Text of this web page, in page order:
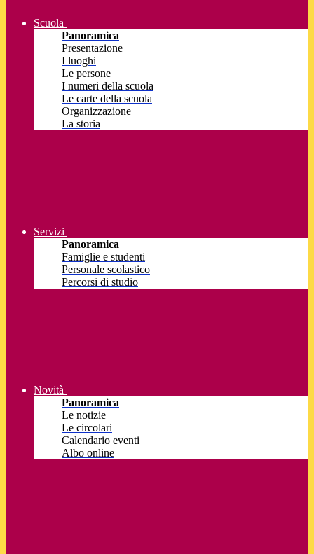
Scuola
Panoramica
Presentazione
I luoghi
Le persone
I numeri della scuola
Le carte della scuola
Organizzazione
La storia
Servizi
Panoramica
Famiglie e studenti
Personale scolastico
Percorsi di studio
Novità
Panoramica
Le notizie
Le circolari
Calendario eventi
Albo online